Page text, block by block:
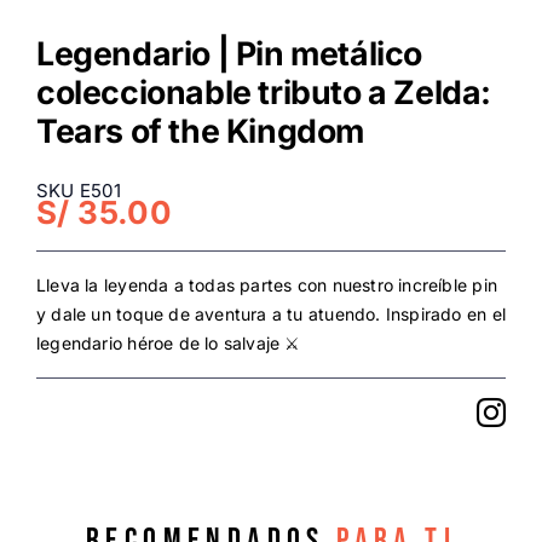
Legendario | Pin metálico
coleccionable tributo a Zelda:
Tears of the Kingdom
SKU E501
S/ 35.00
Lleva la leyenda a todas partes con nuestro increíble pin
y dale un toque de aventura a tu atuendo. Inspirado en el
legendario héroe de lo salvaje ⚔️